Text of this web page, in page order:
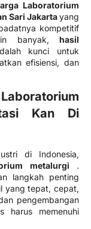
Laboratorium
Sari Jakartayang
kompetitif
banyak, hasil
kunci untuk
efisiensi, dan
Kan Di
di Indonesia,
metalurgi .
langkah penting
yang tepat, cepat,
pengembangan
harus memenuhi